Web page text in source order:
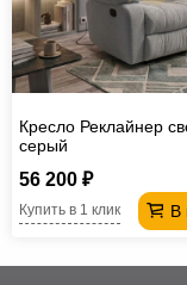
Кресло Реклайнер
серый
56 200 ₽
В
Купить в 1 клик